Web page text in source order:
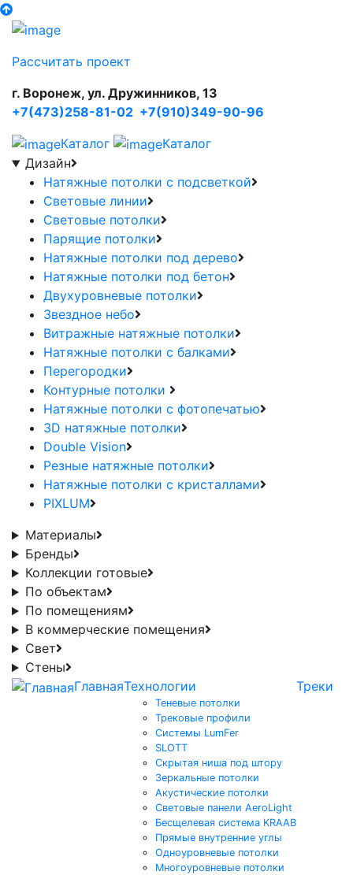
Рассчитать проект
г. Воронеж, ул. Дружинников, 13
+7(473)258-81-02 +7(910)349-90-96
Каталог
Каталог
Дизайн
Натяжные потолки с подсветкой
Световые линии
Световые потолки
Парящие потолки
Натяжные потолки под дерево
Натяжные потолки под бетон
Двухуровневые потолки
Звездное небо
Витражные натяжные потолки
Натяжные потолки с балками
Перегородки
Контурные потолки
Натяжные потолки с фотопечатью
3D натяжные потолки
Double Vision
Резные натяжные потолки
Натяжные потолки с кристаллами
PIXLUM
Материалы
Бренды
Коллекции готовые
По объектам
По помещениям
В коммерческие помещения
Свет
Стены
ГлавнаяТехнологии
Теневые потолки
Трековые профили
Системы LumFer
SLOTT
Скрытая ниша под штору
Зеркальные потолки
Акустические потолки
Световые панели AeroLight
Бесщелевая система KRAAB
Прямые внутренние углы
Одноуровневые потолки
Многоуровневые потолки
Треки